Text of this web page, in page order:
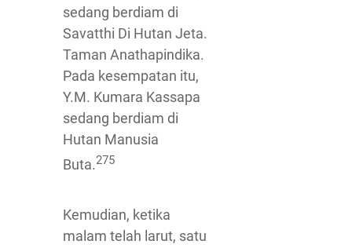
sedang berdiam di
Savatthi Di Hutan Jeta.
Taman Anathapindika.
Pada kesempatan itu,
Y.M. Kumara Kassapa
sedang berdiam di
Hutan Manusia
Buta.275
Kemudian, ketika
malam telah larut, satu